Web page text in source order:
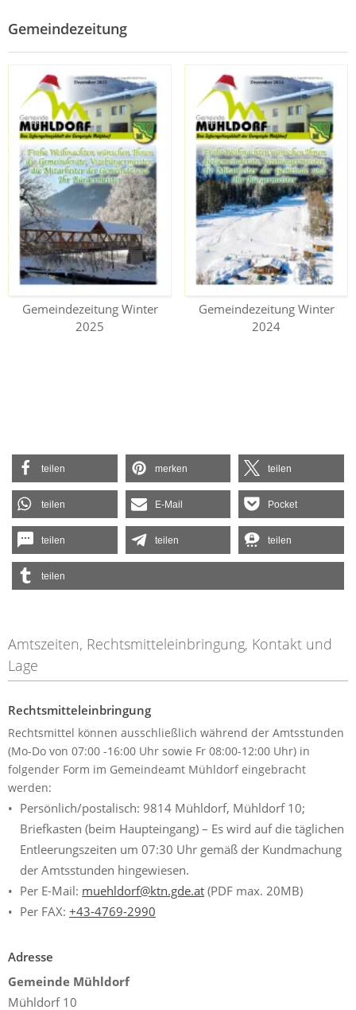
Gemeindezeitung
Gemeindezeitung Winter
2025
Gemeindezeitung Winter
2024
teilen merken teilen
teilen E-Mail Pocket
teilen teilen teilen
teilen
Amtszeiten, Rechtsmitteleinbringung, Kontakt und
Lage
Rechtsmitteleinbringung
Rechtsmittel können ausschließlich während der Amtsstunden
(Mo-Do von 07:00 -16:00 Uhr sowie Fr 08:00-12:00 Uhr) in
folgender Form im Gemeindeamt Mühldorf eingebracht
werden:
Persönlich/postalisch: 9814 Mühldorf, Mühldorf 10;
Briefkasten (beim Haupteingang) – Es wird auf die täglichen
Entleerungszeiten um 07:30 Uhr gemäß der Kundmachung
der Amtsstunden hingewiesen.
Per E-Mail: muehldorf@ktn.gde.at (PDF max. 20MB)
Per FAX: +43-4769-2990
Adresse
Gemeinde Mühldorf
Mühldorf 10